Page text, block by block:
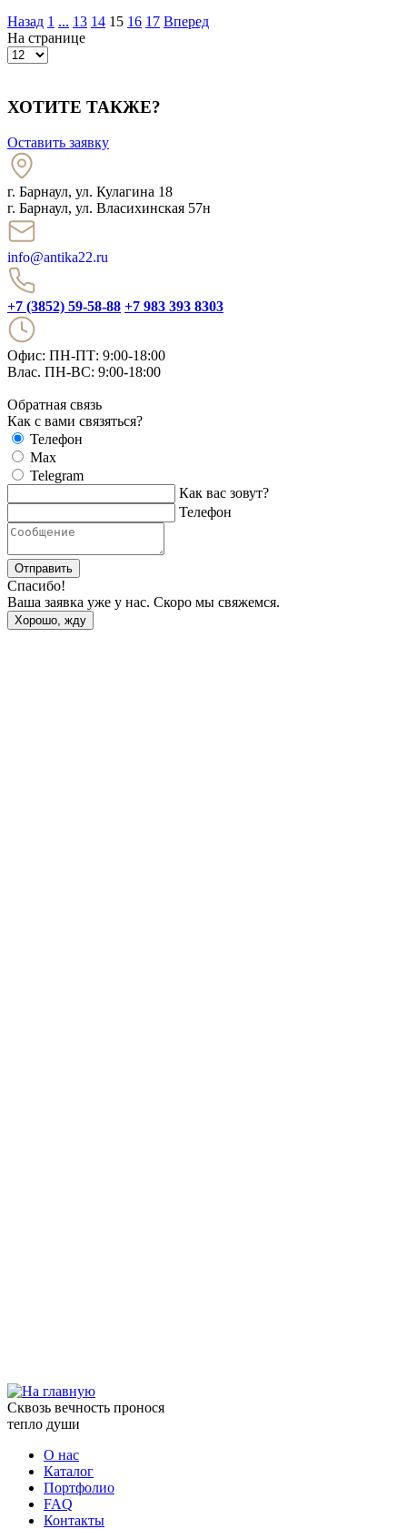
Назад 1 ... 13 14 15 16 17 Вперед
На странице
ХОТИТЕ ТАКЖЕ?
Оставить заявку
г. Барнаул, ул. Кулагина 18
г. Барнаул, ул. Власихинская 57н
info@antika22.ru
+7 (3852) 59-58-88 +7 983 393 8303
Офис: ПН-ПТ: 9:00-18:00
Влас. ПН-ВС: 9:00-18:00
Обратная связь
Как с вами связяться?
Телефон
Max
Telegram
Как вас зовут?
Телефон
Отправить
Спасибо!
Ваша заявка уже у нас. Скоро мы свяжемся.
Хорошо, жду
Сквозь вечность пронося
тепло души
О нас
Каталог
Портфолио
FAQ
Контакты